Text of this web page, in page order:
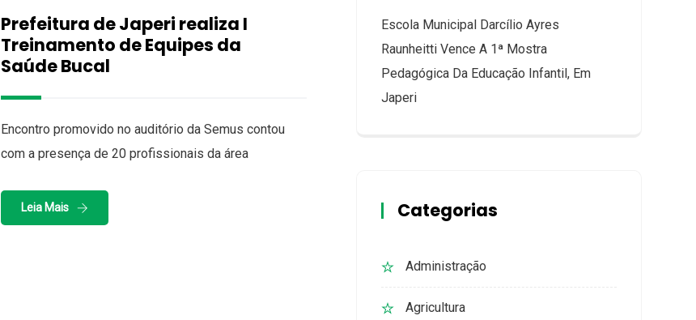
Prefeitura de Japeri realiza I
Treinamento de Equipes da
Saúde Bucal
Encontro promovido no auditório da Semus contou
com a presença de 20 profissionais da área
Leia Mais
Escola Municipal Darcílio Ayres
Raunheitti Vence A 1ª Mostra
Pedagógica Da Educação Infantil, Em
Japeri
Categorias
Administração
Agricultura